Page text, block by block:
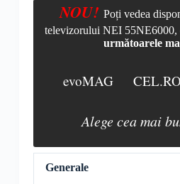
NOU! Poți vedea
televizorului NEI 55NE6000,
următoarele
evoMAG CEL.RO
Alege cea mai
Generale